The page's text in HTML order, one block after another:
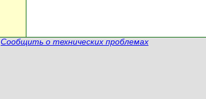
Сообщить о технических проблемах